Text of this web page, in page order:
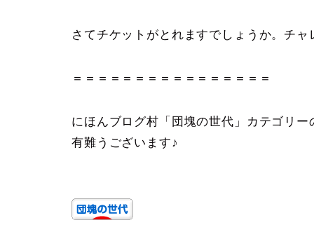
さてチケットがとれますでしょうか。チャ
＝＝＝＝＝＝＝＝＝＝＝＝＝＝＝＝
にほんブログ村「団塊の世代」カテゴリ
有難うございます♪